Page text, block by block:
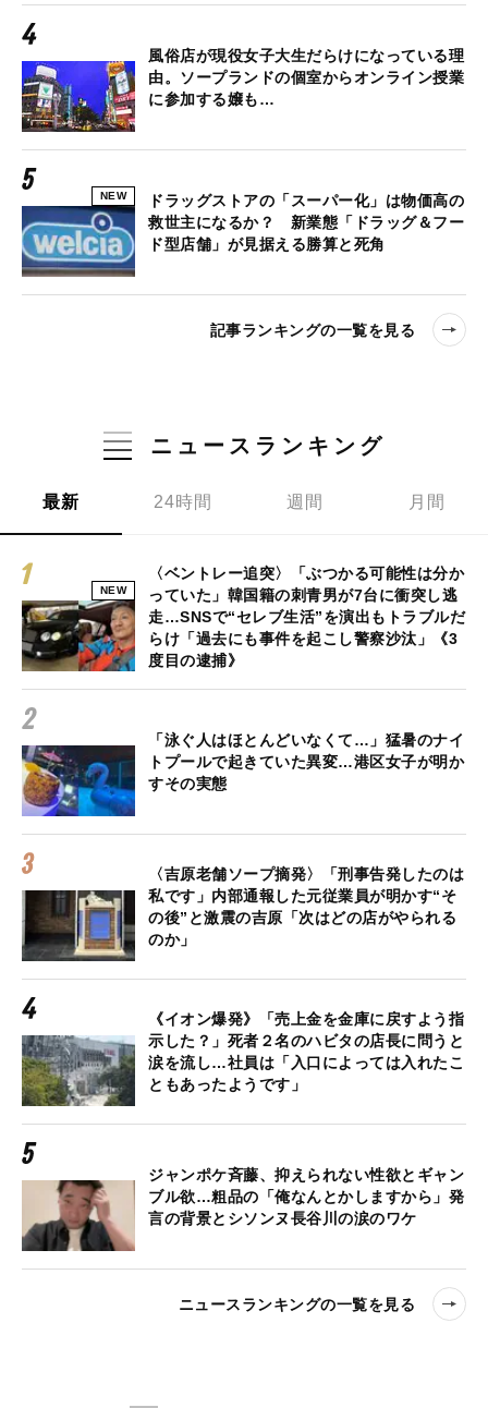
風俗店が現役女子大生だらけになっている理
由。ソープランドの個室からオンライン授業
に参加する嬢も…
NEW
ドラッグストアの「スーパー化」は物価高の
救世主になるか？ 新業態「ドラッグ＆フー
ド型店舗」が見据える勝算と死角
記事ランキングの一覧を見る
ニュースランキング
最新 24時間 週間 月間
NEW
〈ベントレー追突〉「ぶつかる可能性は分か
っていた」韓国籍の刺青男が7台に衝突し逃
走…SNSで“セレブ生活”を演出もトラブルだ
らけ「過去にも事件を起こし警察沙汰」《3
度目の逮捕》
「泳ぐ人はほとんどいなくて…」猛暑のナイ
トプールで起きていた異変…港区女子が明か
すその実態
〈吉原老舗ソープ摘発〉「刑事告発したのは
私です」内部通報した元従業員が明かす“そ
の後”と激震の吉原「次はどの店がやられる
のか」
《イオン爆発》「売上金を金庫に戻すよう指
示した？」死者２名のハビタの店長に問うと
涙を流し…社員は「入口によっては入れたこ
ともあったようです」
ジャンポケ斉藤、抑えられない性欲とギャン
ブル欲…粗品の「俺なんとかしますから」発
言の背景とシソンヌ長谷川の涙のワケ
ニュースランキングの一覧を見る